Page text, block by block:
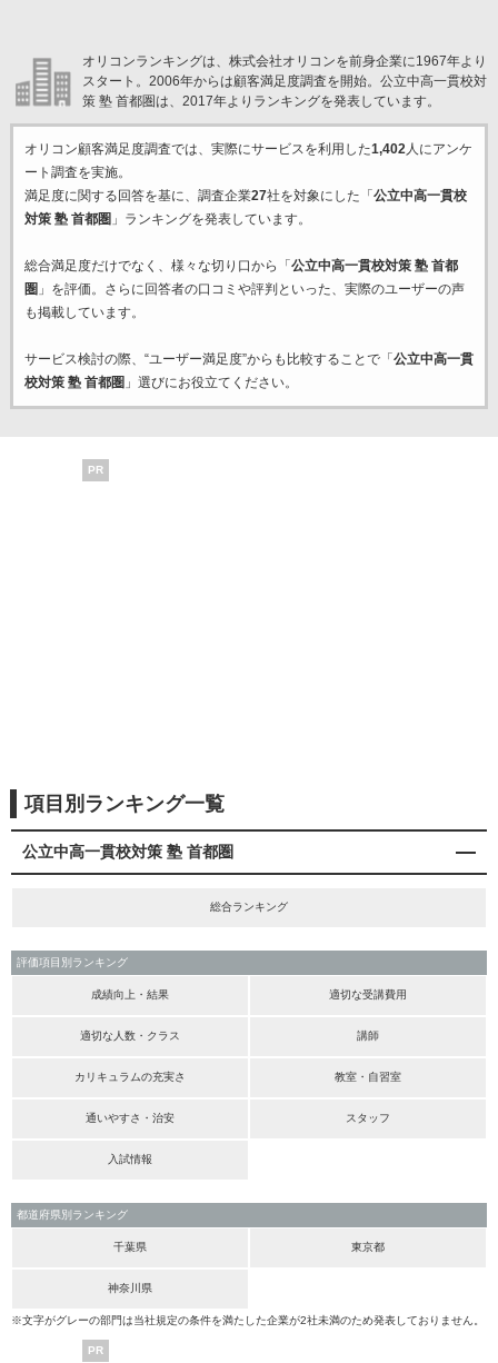
オリコンランキングは、株式会社オリコンを前身企業に1967年より
スタート。2006年からは顧客満足度調査を開始。公立中高一貫校対
策 塾 首都圏は、2017年よりランキングを発表しています。
オリコン顧客満足度調査では、実際にサービスを利用した1,402人にアンケ
ート調査を実施。
満足度に関する回答を基に、調査企業27社を対象にした「 公立中高一貫校
対策 塾 首都圏 」ランキングを発表しています。
総合満足度だけでなく、様々な切り口から「 公立中高一貫校対策 塾 首都
圏 」を評価。さらに回答者の口コミや評判といった、実際のユーザーの声
も掲載しています。
サービス検討の際、“ユーザー満足度”からも比較することで「 公立中高一貫
校対策 塾 首都圏 」選びにお役立てください。
PR
項目別ランキング一覧
公立中高一貫校対策 塾 首都圏
総合ランキング
評価項目別ランキング
成績向上・結果 適切な受講費用
適切な人数・クラス 講師
カリキュラムの充実さ 教室・自習室
通いやすさ・治安 スタッフ
入試情報
都道府県別ランキング
千葉県 東京都
神奈川県
※文字がグレーの部門は当社規定の条件を満たした企業が2社未満のため発表しておりません。
PR